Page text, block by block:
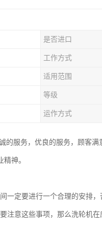
是否进口
工作方式
适用范围
等级
运作方式
的服务，优良的服务，顾客
神。
一定要进行一个合理的安排
注意这些事项，那么洗轮机